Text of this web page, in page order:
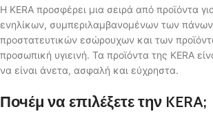
Η KERA προσφέρει μια σειρά από προϊόντα
ενηλίκων, συμπεριλαμβανομένων των
προστατευτικών εσώρουχων και των
προσωπική υγιεινή. Τα προϊόντα της KERA
να είναι άνετα, ασφαλή και εύχρηστα.
Πочέμ να επιλέξετε την KERA;